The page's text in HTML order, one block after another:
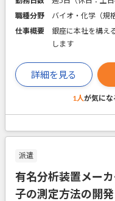
職種分野
バイオ・化学（規
仕事概要
銀座に本社を構え
します
詳細を見る
1人が気にな
派遣
有名分析装置メー
子の測定方法の開発